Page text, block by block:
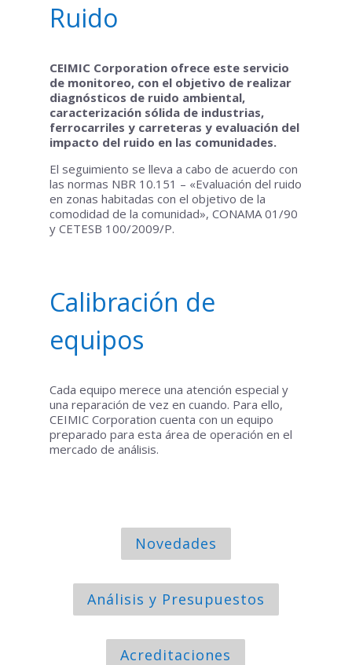
Ruido
CEIMIC Corporation ofrece este servicio
de monitoreo, con el objetivo de realizar
diagnósticos de ruido ambiental,
caracterización sólida de industrias,
ferrocarriles y carreteras y evaluación del
impacto del ruido en las comunidades.
El seguimiento se lleva a cabo de acuerdo con
las normas NBR 10.151 – «Evaluación del ruido
en zonas habitadas con el objetivo de la
comodidad de la comunidad», CONAMA 01/90
y CETESB 100/2009/P.
Calibración de
equipos
Cada equipo merece una atención especial y
una reparación de vez en cuando. Para ello,
CEIMIC Corporation cuenta con un equipo
preparado para esta área de operación en el
mercado de análisis.
Novedades
Análisis y Presupuestos
Acreditaciones